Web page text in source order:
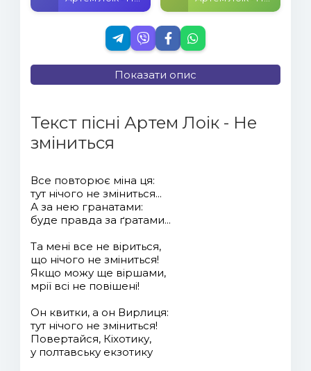
Показати опис
Текст пісні Артем Лоік - Не
зміниться
Все повторює міна ця:
тут нічого не зміниться...
А за нею гранатами:
буде правда за ґратами...
Та мені все не віриться,
що нічого не зміниться!
Якщо можу ще віршами,
мрії всі не повішені!
Он квитки, а он Вирлиця:
тут нічого не зміниться!
Повертайся, Кіхотику,
у полтавську екзотику